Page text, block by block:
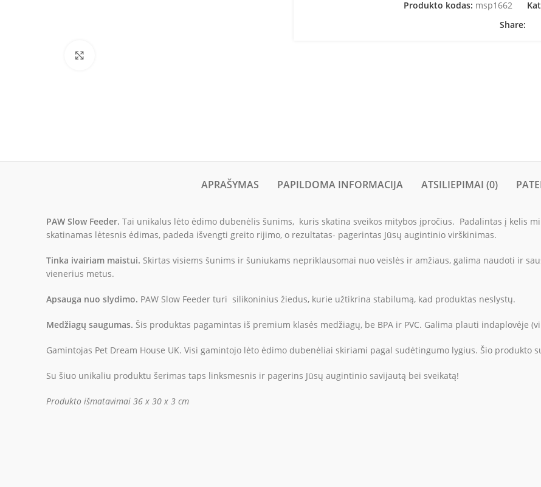
Produkto kodas: msp1662
Share:
APRAŠYMAS PAPILDOMA INFORMACIJA ATSILIEPIMAI (0)
PAW Slow Feeder. Tai unikalus lėto ėdimo dubenėlis šunims, kuris skatina sveikos mitybos įpročius. Padalintas į kelis
skatinamas lėtesnis ėdimas, padeda išvengti greito rijimo, o rezultatas- pagerintas Jūsų augintinio virškinimas.
Tinka ivairiam maistui. Skirtas visiems šunims ir šuniukams nepriklausomai nuo veislės ir amžiaus, galima naudoti ir
vienerius metus.
Apsauga nuo slydimo. PAW Slow Feeder turi silikoninius žiedus, kurie užtikrina stabilumą, kad produktas neslystų.
Medžiagų saugumas. Šis produktas pagamintas iš premium klasės medžiagų, be BPA ir PVC. Galima plauti indaplovėje
Gamintojas Pet Dream House UK. Visi gamintojo lėto ėdimo dubenėliai skiriami pagal sudėtingumo lygius. Šio produkto
Su šiuo unikaliu produktu šerimas taps linksmesnis ir pagerins Jūsų augintinio savijautą bei sveikatą!
Produkto išmatavimai 36 x 30 x 3 cm